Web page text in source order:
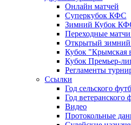
Онлайн матчей
Суперкубок КФС
Зимний Кубок
Переходные
Открытый
Кубок "Крымская
Кубок Премьер-
Регламенты
Ссылки
Год сельского
Год ветеранского
Видео
Протокольные